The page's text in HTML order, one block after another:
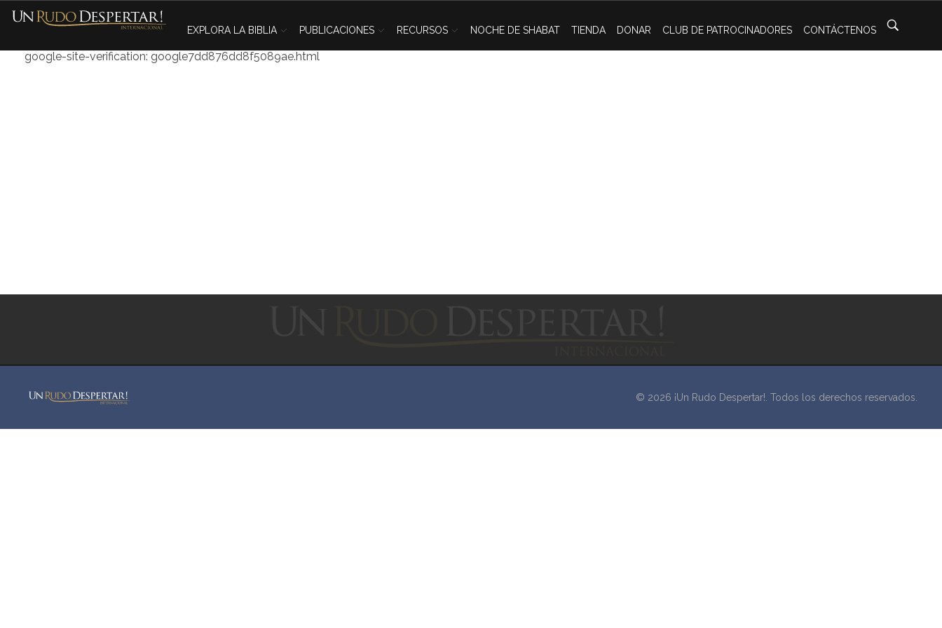
EXPLORA LA BIBLIA PUBLICACIONES RECURSOS NOCHE DE SHABAT TIENDA DONAR CLUB DE PATROCINADORES CONTÁCTENOS
google-site-verification: google7dd876dd8f5089ae.html
© 2026 ¡Un Rudo Despertar!. Todos los derechos reservados.